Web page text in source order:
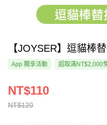
【JOYSER】逗貓棒
App 獨享活動 超取滿NT$2,000
NT$120
NT$110